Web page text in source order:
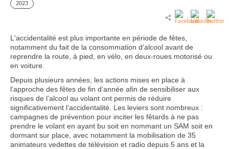
2023
L'accidentalité est plus importante en période de fêtes,
notamment du fait de la consommation d'alcool avant de
reprendre la route, à pied, en vélo, en deux-roues motorisé ou
en voiture.
Depuis plusieurs années, les actions mises en place à
l’approche des fêtes de fin d’année afin de sensibiliser aux
risques de l’alcool au volant ont permis de réduire
significativement l’accidentalité. Les leviers sont nombreux :
campagnes de prévention pour inciter les fêtards à ne pas
prendre le volant en ayant bu soit en nommant un SAM soit en
dormant sur place, avec notamment la mobilisation de 35
animateurs vedettes de télévision et radio depuis 5 ans et la